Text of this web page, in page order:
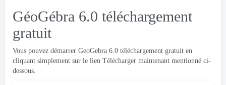
GéoGébra 6.0 téléchargement
gratuit
Vous pouvez démarrer GeoGebra 6.0 téléchargement gratuit en
cliquant simplement sur le lien Télécharger maintenant mentionné ci-
dessous.